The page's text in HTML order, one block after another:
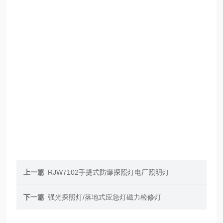
上一篇 RJW7102手提式防爆探照灯电厂照明灯
下一篇 强光探照灯/落地式应急灯磁力检修灯